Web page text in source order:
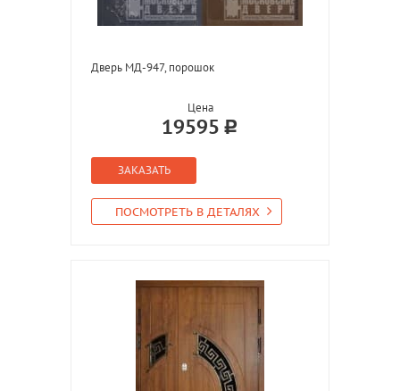
Дверь МД-947, порошок
Цена
19595
ЗАКАЗАТЬ
ПОСМОТРЕТЬ В ДЕТАЛЯХ